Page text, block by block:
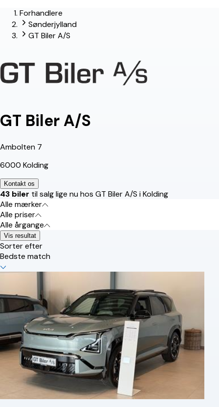
lead-forhandler
Forhandlere
Sønderjylland
GT Biler A/S
GT Biler A/S
Ambolten 7
6000 Kolding
Kontakt os
43 biler til salg lige nu hos GT Biler A/S i Kolding
Alle mærker
Alle priser
Alle årgange
Vis resultat
Sorter efter
Bedste match